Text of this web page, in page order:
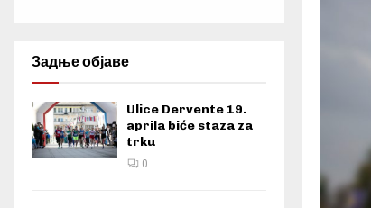
Задње објаве
Ulice Dervente 19.
aprila biće staza za
trku
0